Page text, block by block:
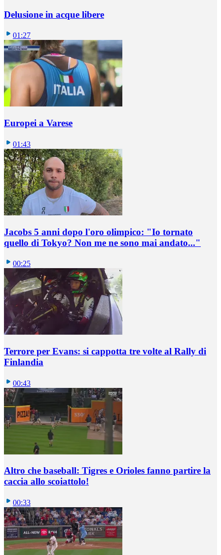
Delusione in acque libere
01:27
Europei a Varese
01:43
Jacobs 5 anni dopo l'oro olimpico: "Io tornato
quello di Tokyo? Non me ne sono mai andato..."
00:25
Terrore per Evans: si cappotta tre volte al Rally di
Finlandia
00:43
Altro che baseball: Tigres e Orioles fanno partire la
caccia allo scoiattolo!
00:33